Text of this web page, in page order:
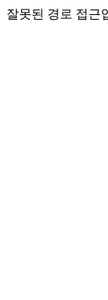
잘못된 경로 접근